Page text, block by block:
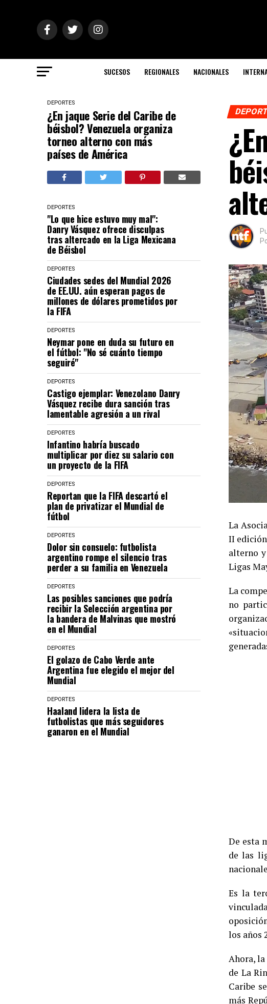
SUCESOS REGIONALES NACIONALES
DEPORTES
¿En jaque Serie del Caribe de
béisbol? Venezuela organiza
torneo alterno con más
países de América
DEPORTES
"Lo que hice estuvo muy mal":
Danry Vásquez ofrece disculpas
tras altercado en la Liga Mexicana
de Béisbol
DEPORTES
Ciudades sedes del Mundial 2026
de EE.UU. aún esperan pagos de
millones de dólares prometidos por
la FIFA
DEPORTES
Neymar pone en duda su futuro en
el fútbol: "No sé cuánto tiempo
seguiré"
DEPORTES
Castigo ejemplar: Venezolano Danry
Vásquez recibe dura sanción tras
lamentable agresión a un rival
DEPORTES
Infantino habría buscado
multiplicar por diez su salario con
un proyecto de la FIFA
DEPORTES
Reportan que la FIFA descartó el
plan de privatizar el Mundial de
fútbol
DEPORTES
Dolor sin consuelo: futbolista
argentino rompe el silencio tras
perder a su familia en Venezuela
DEPORTES
Las posibles sanciones que podría
recibir la Selección argentina por
la bandera de Malvinas que mostró
en el Mundial
DEPORTES
El golazo de Cabo Verde ante
Argentina fue elegido el mejor del
Mundial
DEPORTES
Haaland lidera la lista de
futbolistas que más seguidores
ganaron en el Mundial
La
II edición
alterno
Ligas
La
no
De esta
de las
Es la
los años
Ahora,
de La
Caribe
más